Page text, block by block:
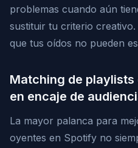
problemas cuando aún
sustituir tu criterio
que tus oídos no pueden
Matching de
en encaje de
La mayor palanca para
oyentes en Spotify no